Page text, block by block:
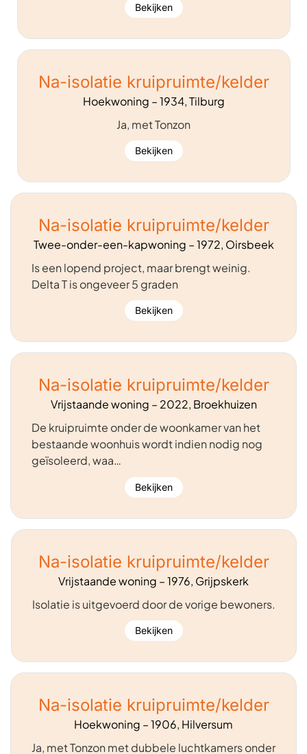
Bekijken
Na-isolatie kruipruimte/kelder
Hoekwoning – 1934, Tilburg
Ja, met Tonzon
Bekijken
Na-isolatie kruipruimte/kelder
Twee-onder-een-kapwoning – 1972, Oirsbeek
Is een lopend project, maar brengt weinig.
Delta T is ongeveer 5 graden
Bekijken
Na-isolatie kruipruimte/kelder
Vrijstaande woning – 2022, Broekhuizen
De kruipruimte onder de woonkamer van het
bestaande woonhuis wordt indien nodig nog
geïsoleerd, waa…
Bekijken
Na-isolatie kruipruimte/kelder
Vrijstaande woning – 1976, Grijpskerk
Isolatie is uitgevoerd door de vorige bewoners.
Bekijken
Na-isolatie kruipruimte/kelder
Hoekwoning – 1906, Hilversum
Ja, met Tonzon met dubbele luchtkamers onder